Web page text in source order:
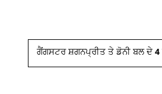
ਗੈਂਗਸਟਰ ਸ਼ਗਨਪ੍ਰੀਤ ਤੇ ਡੋਨੀ ਬਲ ਦੇ 4